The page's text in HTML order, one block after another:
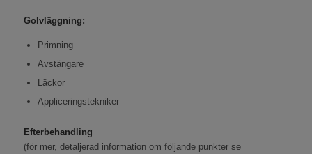
Golvläggning:
Primning
Avstängare
Läckor
Appliceringstekniker
Efterbehandling
(för mer, detaljerad information om följande punkter se